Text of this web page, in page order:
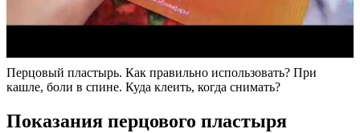
Перцовый пластырь. Как правильно использовать? При
кашле, боли в спине. Куда клеить, когда снимать?
Показания перцового пластыря